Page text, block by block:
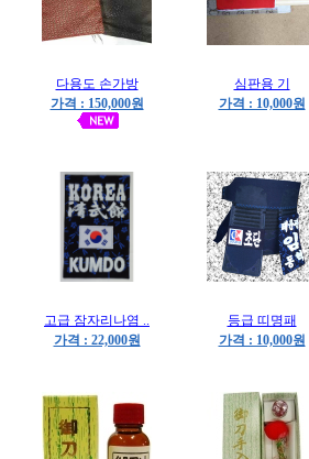
다용도 손가방
가격 : 150,000원
심판용 기
가격 : 10,000원
고급 잠자리나염 ..
가격 : 22,000원
등급 띠명패
가격 : 10,000원